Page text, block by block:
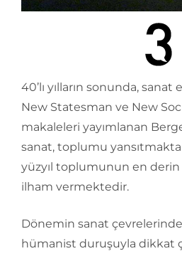
40’lı yılların sonunda,
New Statesman ve New
makaleleri yayımlanan
sanat, toplumu yansıtmakta
yüzyıl toplumunun en
ilham vermektedir.
Dönemin sanat
hümanist duruşuyla dikkat